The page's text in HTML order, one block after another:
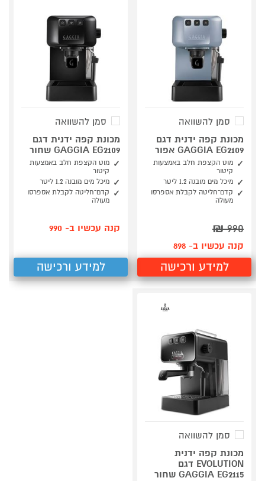
סמן להשוואה
מכונת קפה ידנית דגם
GAGGIA EG2109 אפור
מוט הקצפת חלב באמצעות
קיטור
מיכל מים מובנה 1.2 ליטר
קדם־חליטה לקבלת אספרסו
מעולה
990
₪
קנה עכשיו ב- 898
למידע ורכישה
סמן להשוואה
מכונת קפה ידנית דגם
GAGGIA EG2109 שחור
מוט הקצפת חלב באמצעות
קיטור
מיכל מים מובנה 1.2 ליטר
קדם־חליטה לקבלת אספרסו
מעולה
קנה עכשיו ב- 990
למידע ורכישה
סמן להשוואה
מכונת קפה ידנית
EVOLUTION דגם
GAGGIA EG2115 שחור